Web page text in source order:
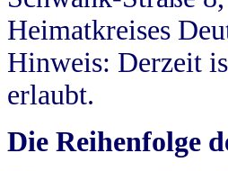
Heimatkreises
Hinweis: Derzeit
erlaubt.
Die Reihenfolge